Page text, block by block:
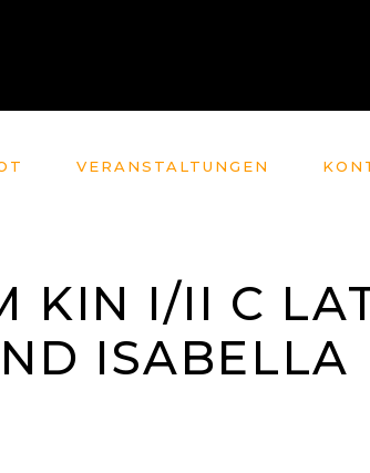
VERANSTALTUNGEN
KIN I/II C
ISABELLA